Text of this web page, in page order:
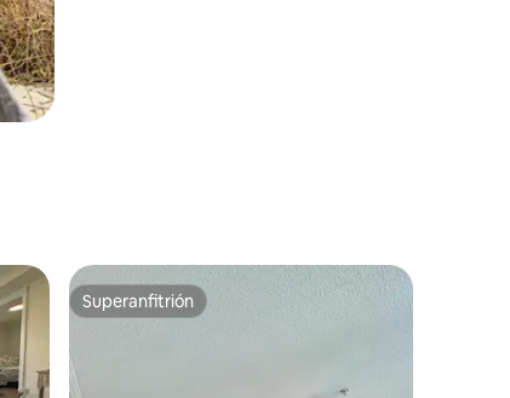
Superanfitrión
Superanfitrión